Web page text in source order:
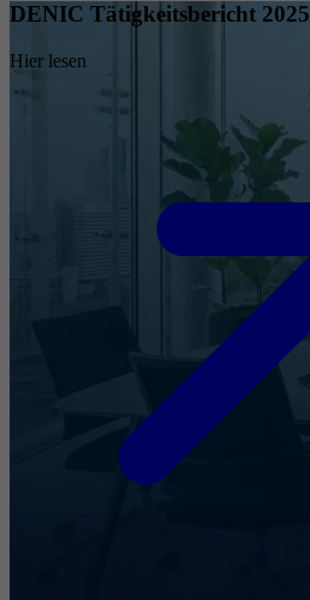
DENIC Tätigkeitsbericht 2025
Hier lesen